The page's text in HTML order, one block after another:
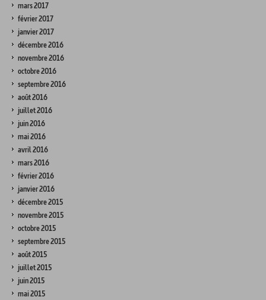
mars 2017
février 2017
janvier 2017
décembre 2016
novembre 2016
octobre 2016
septembre 2016
août 2016
juillet 2016
juin 2016
mai 2016
avril 2016
mars 2016
février 2016
janvier 2016
décembre 2015
novembre 2015
octobre 2015
septembre 2015
août 2015
juillet 2015
juin 2015
mai 2015